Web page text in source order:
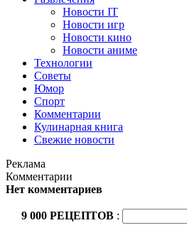
Новости IT
Новости игр
Новости кино
Новости аниме
Технологии
Советы
Юмор
Спорт
Комментарии
Кулинарная книга
Свежие новости
Реклама
Комментарии
Нет комментариев
9 000 РЕЦЕПТОВ :